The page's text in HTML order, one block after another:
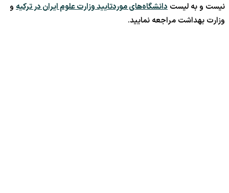
نیست و به لیست دانشگاه‌های موردتایید وزارت علوم ایران در ترکیه و
وزارت بهداشت مراجعه نمایید.